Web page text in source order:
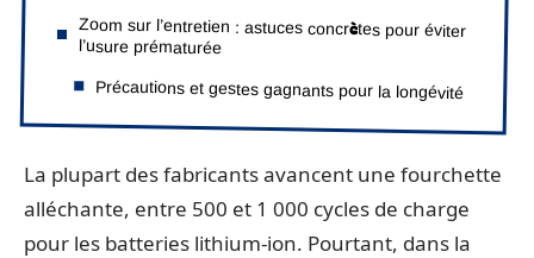
Zoom sur l’entretien : astuces concrètes pour éviter
l’usure prématurée
Précautions et gestes gagnants pour la longévité
La plupart des fabricants avancent une fourchette
alléchante, entre 500 et 1 000 cycles de charge
pour les batteries lithium-ion. Pourtant, dans la